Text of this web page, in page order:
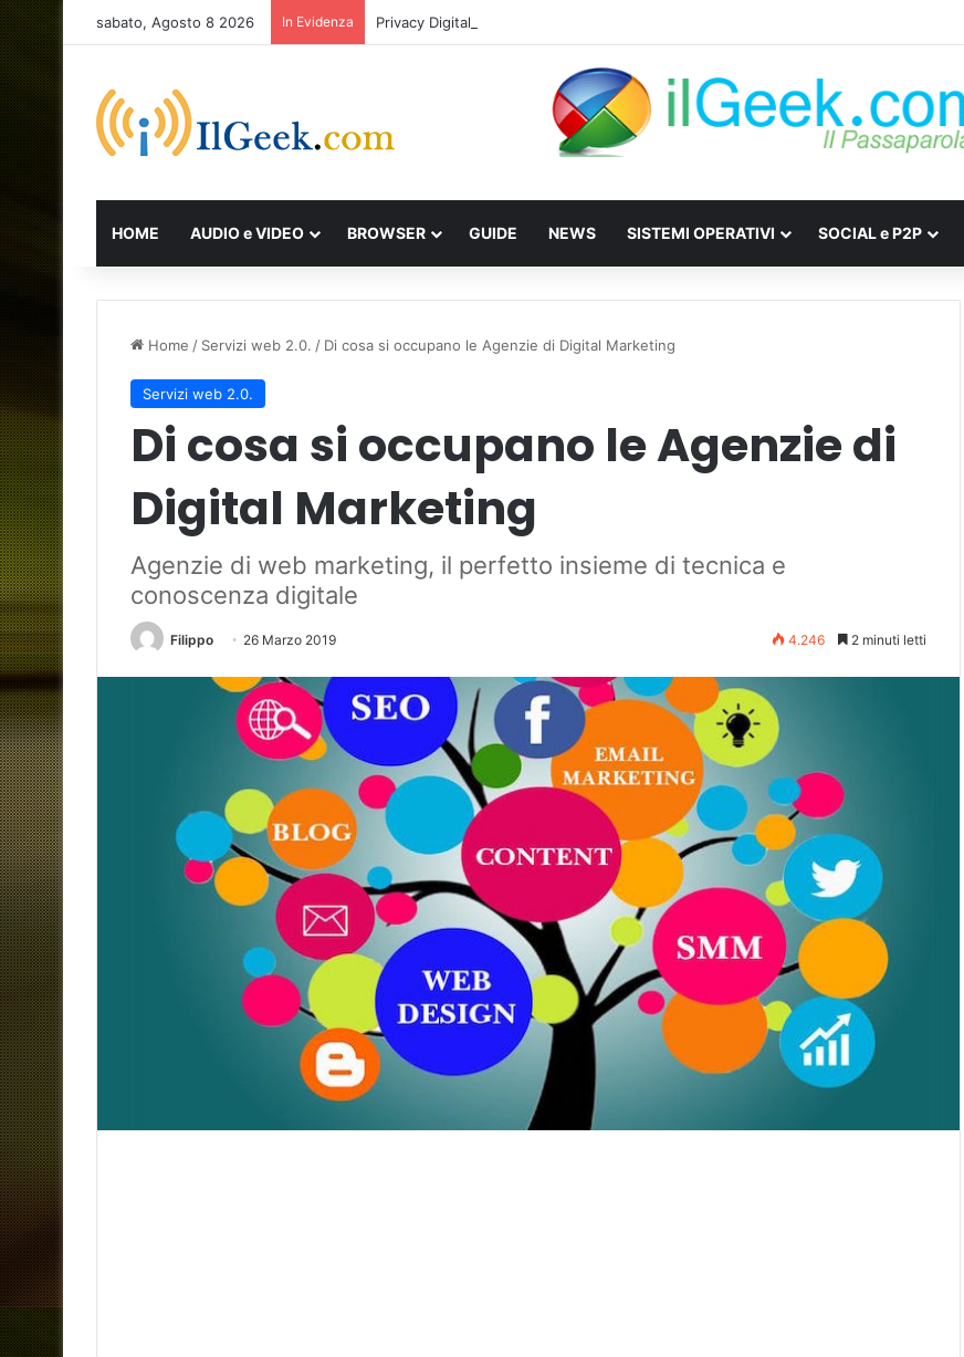
sabato, Agosto 8 2026 In Evidenza Privacy Digitale: Come difendersi da Spyware e Microspie di Nuova Generazione
HOME AUDIO e VIDEO BROWSER GUIDE NEWS SISTEMI OPERATIVI SOCIAL e P2P
Home / Servizi web 2.0. / Di cosa si occupano le Agenzie di Digital Marketing
Servizi web 2.0.
Di cosa si occupano le Agenzie di
Digital Marketing
Agenzie di web marketing, il perfetto insieme di tecnica e
conoscenza digitale
Filippo 26 Marzo 2019 4.246 2 minuti letti